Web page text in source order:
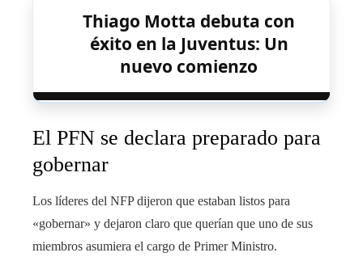
Thiago Motta debuta con
éxito en la Juventus: Un
nuevo comienzo
El PFN se declara preparado para
gobernar
Los líderes del NFP dijeron que estaban listos para
«gobernar» y dejaron claro que querían que uno de sus
miembros asumiera el cargo de Primer Ministro.